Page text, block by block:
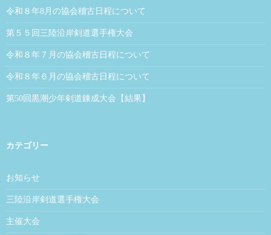
令和８年8月の協会稽古日程について
第５５回三陸沿岸剣道選手権大会
令和８年７月の協会稽古日程について
令和８年６月の協会稽古日程について
第50回黒潮少年剣道錬成大会【結果】
カテゴリー
お知らせ
三陸沿岸剣道選手権大会
主催大会